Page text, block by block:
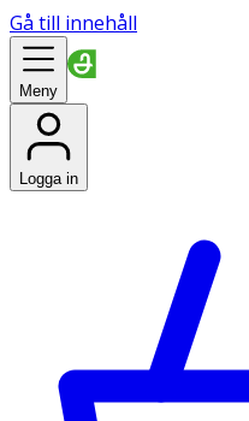
Gå till innehåll
Meny
Logga in